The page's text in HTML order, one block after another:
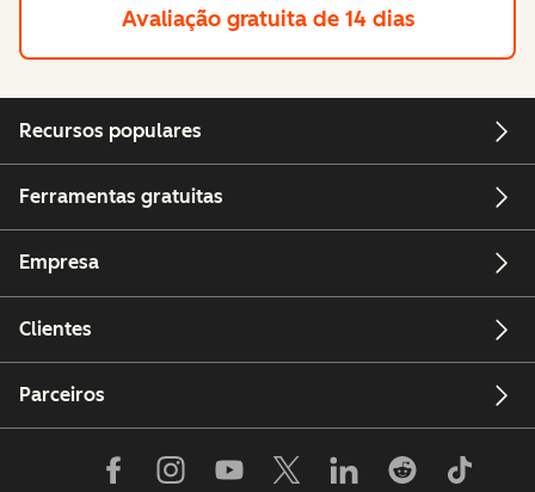
Avaliação gratuita de 14 dias
Recursos populares
Ferramentas gratuitas
Empresa
Clientes
Parceiros